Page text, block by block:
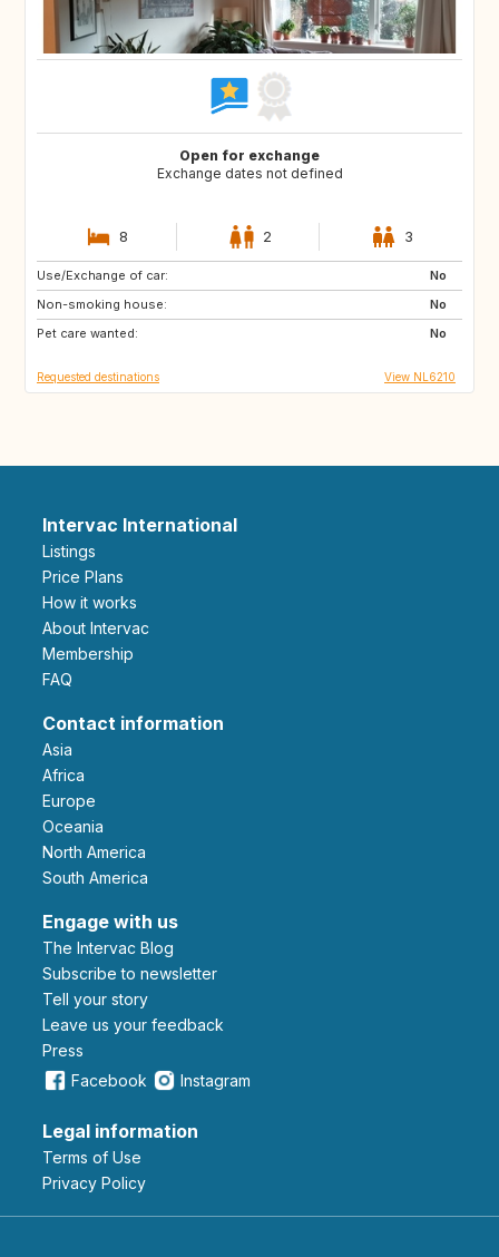
Open for exchange
Exchange dates not defined
8 2 3
Use/Exchange of car:
No
Non-smoking house:
No
Pet care wanted:
No
ES
PT
GB
Requested destinations View NL6210
Intervac International
Listings
Price Plans
How it works
About Intervac
Membership
FAQ
Contact information
Asia
Africa
Europe
Oceania
North America
South America
Engage with us
The Intervac Blog
Subscribe to newsletter
Tell your story
leave us your feedback
Press
Facebook
Instagram
Legal information
Terms of Use
Privacy Policy